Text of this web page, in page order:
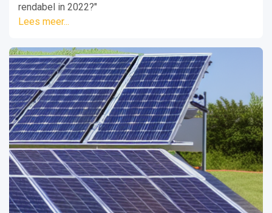
rendabel in 2022?"
Lees meer...